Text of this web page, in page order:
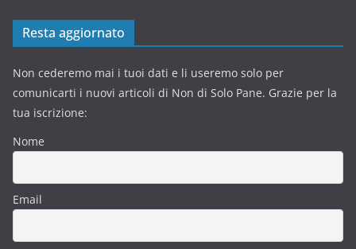
Resta aggiornato
Non cederemo mai i tuoi dati e li useremo solo per
comunicarti i nuovi articoli di Non di Solo Pane. Grazie per la
tua iscrizione:
Nome
Email